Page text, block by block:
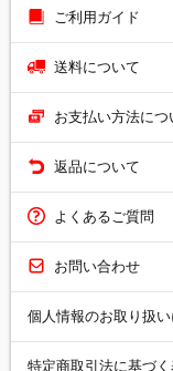
ご利用ガイド
送料について
お支払い方法につ
返品について
よくあるご質問
お問い合わせ
個人情報のお取り扱
特定商取引法に基づ